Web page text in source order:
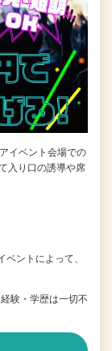
イベント会場での
入り口の誘導や席
ントによって、
験・学歴は一切不